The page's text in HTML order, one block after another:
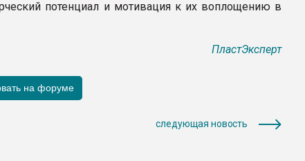
потенциал и мотивация к их воплощению в
ПластЭксперт
следующая новость